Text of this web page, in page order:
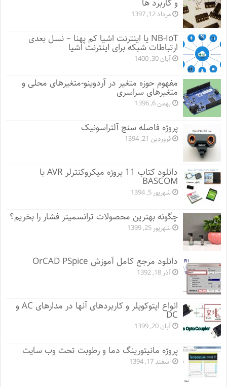
و کاربرد ها
مرداد 12, 1397
NB-IoT یا اینترنت اشیا کم پهنا – نسل بعدی
ارتباطات شبکه برای اینترنت اشیا
آبان 30, 1400
مفهوم حوزه متغیر در آردوینو-متغیرهای محلی و
متغیرهای سراسری
بهمن 6, 1396
پروژه فاصله سنج آلتراسونیک
فروردین 21, 1394
دانلود کتاب 11 پروژه میکروکنترلر AVR با
BASCOM
شهریور 5, 1394
چگونه بهترین محصولات ترانسمیتر فشار را بخریم؟
شهریور 25, 1399
دانلود مرجع کامل آموزش OrCAD PSpice
آذر 18, 1392
انواع اپتوکوپلر و کاربردهای آنها در مدارهای AC و
DC
آبان 20, 1399
پروژه مانيتورينگ دما و رطوبت تحت وب سایت
اسفند 17, 1394